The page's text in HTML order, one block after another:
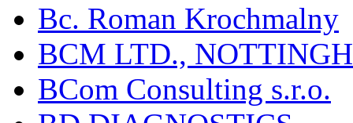
Bc. Roman Krochmalny
BCM LTD.,
BCom Consulting s.r.o.